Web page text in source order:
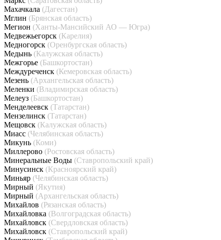
Махачкала (Дагестан)
Мглин (Брянская область)
Мегион (Ханты-Мансийский АО — Югра)
Медвежьегорск (Карелия)
Медногорск (Оренбургская область)
Медынь (Калужская область)
Межгорье (Башкортостан)
Междуреченск (Кемеровская область)
Мезень (Архангельская область)
Меленки (Владимирская область)
Мелеуз (Башкортостан)
Менделеевск (Татарстан)
Мензелинск (Татарстан)
Мещовск (Калужская область)
Миасс (Челябинская область)
Микунь (Коми)
Миллерово (Ростовская область)
Минеральные Воды (Ставропольский край)
Минусинск (Красноярский край)
Миньяр (Челябинская область)
Мирный (Якутия)
Мирный (Архангельская область)
Михайлов (Рязанская область)
Михайловка (Волгоградская область)
Михайловск (Свердловская область)
Михайловск (Ставропольский край)